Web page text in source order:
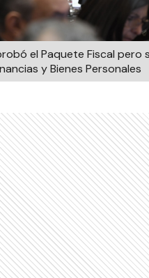
el Paquete Fiscal pero
y Bienes Personales